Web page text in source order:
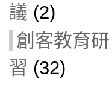
議 (2)
創客教育研
習 (32)